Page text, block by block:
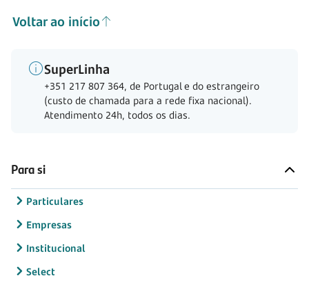
Voltar ao início
SuperLinha
+351 217 807 364, de Portugal e do estrangeiro
(custo de chamada para a rede fixa nacional).
Atendimento 24h, todos os dias.
Para si
Particulares
Empresas
Institucional
Select